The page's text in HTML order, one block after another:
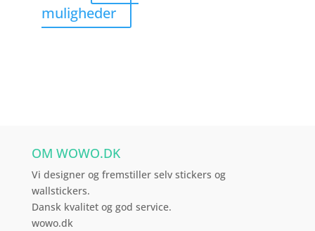
muligheder
vare
varesiden
OM WOWO.DK
Vi designer og fremstiller selv stickers og
wallstickers.
Dansk kvalitet og god service.
wowo.dk